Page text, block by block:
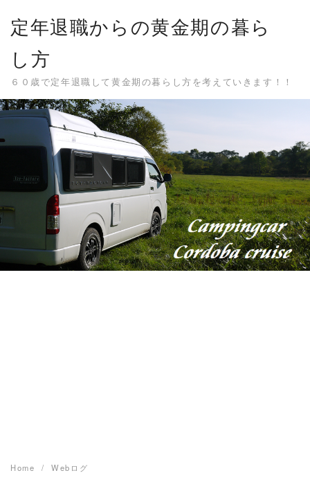
content
定年退職からの黄金期の暮ら
し方
６０歳で定年退職して黄金期の暮らし方を考えていきます！！
Home Webログ